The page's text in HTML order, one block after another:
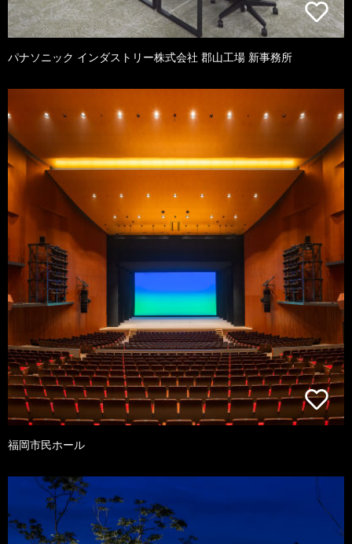
パナソニック インダストリー株式会社 郡山工場 新事務所
福岡市民ホール